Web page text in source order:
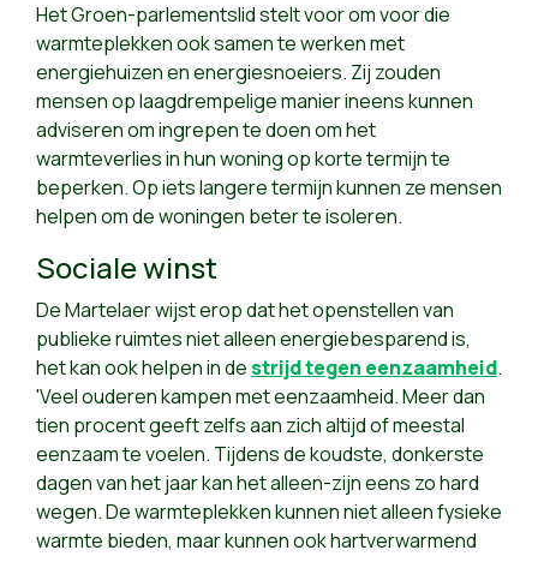
Het Groen-parlementslid stelt voor om voor die
warmteplekken ook samen te werken met
energiehuizen en energiesnoeiers. Zij zouden
mensen op laagdrempelige manier ineens kunnen
adviseren om ingrepen te doen om het
warmteverlies in hun woning op korte termijn te
beperken. Op iets langere termijn kunnen ze mensen
helpen om de woningen beter te isoleren.
Sociale winst
De Martelaer wijst erop dat het openstellen van
publieke ruimtes niet alleen energiebesparend is,
het kan ook helpen in destrijd tegen eenzaamheid.
'Veel ouderen kampen met eenzaamheid. Meer dan
tien procent geeft zelfs aan zich altijd of meestal
eenzaam te voelen. Tijdens de koudste, donkerste
dagen van het jaar kan het alleen-zijn eens zo hard
wegen. De warmteplekken kunnen niet alleen fysieke
warmte bieden, maar kunnen ook hartverwarmend